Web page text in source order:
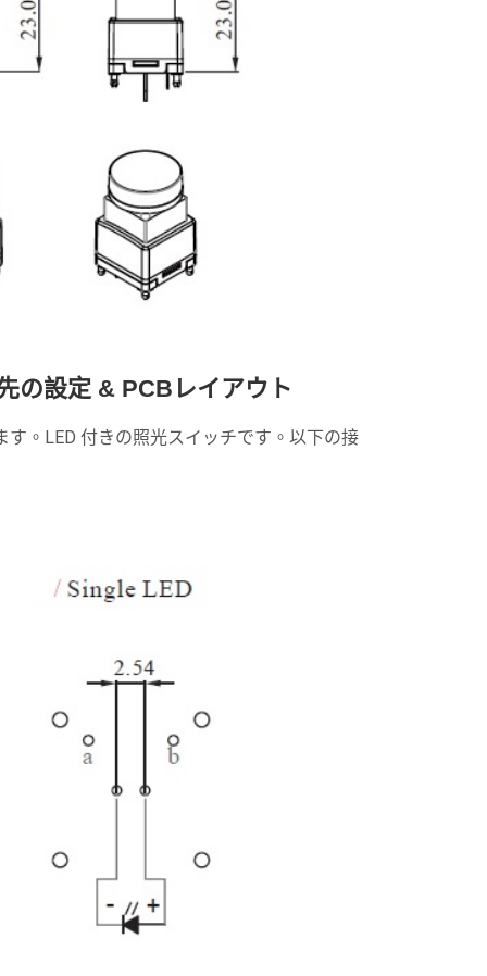
の設定 & PCBレイアウト
す。LED 付きの照光スイッチです。以下の接